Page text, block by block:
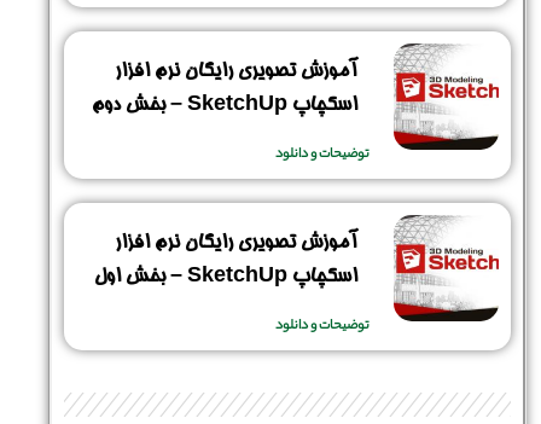
آموزش تصویری رایگان نرم افزار
اسکچاپ SketchUp – بخش دوم
توضیحات و دانلود
آموزش تصویری رایگان نرم افزار
اسکچاپ SketchUp – بخش اول
توضیحات و دانلود
تلفن همراه : *
شماره واتس‌اپ : *